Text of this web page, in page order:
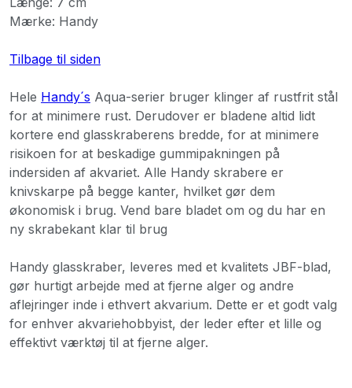
Mærke: Handy
Tilbage til siden
Hele Handy´s Aqua-serier bruger klinger af rustfrit stål
for at minimere rust. Derudover er bladene altid lidt
kortere end glasskraberens bredde, for at minimere
risikoen for at beskadige gummipakningen på
indersiden af ​​akvariet. Alle Handy skrabere er
knivskarpe på begge kanter, hvilket gør dem
økonomisk i brug. Vend bare bladet om og du har en
ny skrabekant klar til brug
Handy glasskraber, leveres med et kvalitets JBF-blad,
gør hurtigt arbejde med at fjerne alger og andre
aflejringer inde i ethvert akvarium. Dette er et godt valg
for enhver akvariehobbyist, der leder efter et lille og
effektivt værktøj til at fjerne alger.